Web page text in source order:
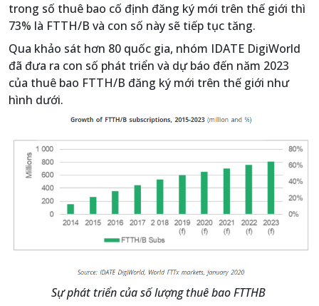
trong số thuê bao cố định đăng ký mới trên thế giới thì
73% là FTTH/B và con số này sẽ tiếp tục tăng.
Qua khảo sát hơn 80 quốc gia, nhóm IDATE DigiWorld
đã đưa ra con số phát triển và dự báo đến năm 2023
của thuê bao FTTH/B đăng ký mới trên thế giới như
hình dưới.
Sự phát triển của số lượng thuê bao FTTHB